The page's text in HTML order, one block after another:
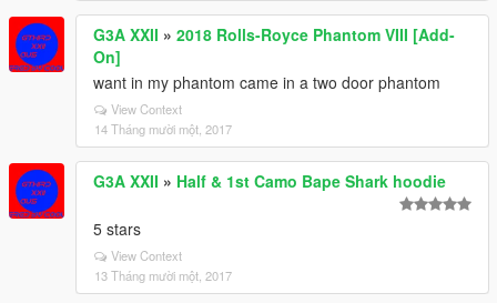
G3A XXII » 2018 Rolls-Royce Phantom VIII [Add-
On]
want in my phantom came in a two door phantom
View Context
14 Tháng mười một, 2017
G3A XXII » Half & 1st Camo Bape Shark hoodie
5 stars
View Context
13 Tháng mười một, 2017